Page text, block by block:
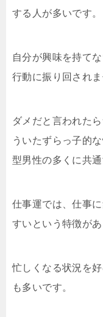
する人が多いです。
自分が興味を持て
行動に振り回されま
ダメだと言われた
ういたずらっ子的
型男性の多くに共通
仕事運では、仕事
すいという特徴があ
忙しくなる状況を
も多いです。